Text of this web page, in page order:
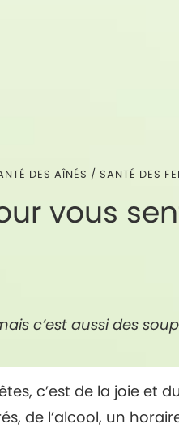
DES AÎNÉS / SANTÉ DES
vous
c’est aussi des
c’est de la joie et
de l’alcool, un